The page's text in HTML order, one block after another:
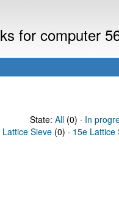
for computer
State: All(0) · In
Lattice Sieve (0) · 15e Lattice